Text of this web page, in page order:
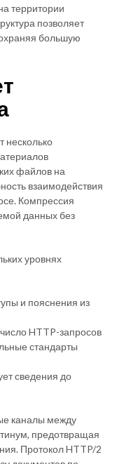
территории
позволяет
большую
несколько
файлов на
взаимодействия
Компрессия
данных без
уровнях
и пояснения из
HTTP-запросов
стандарты
сведения до
каналы между
предотвращая
Протокол HTTP/2